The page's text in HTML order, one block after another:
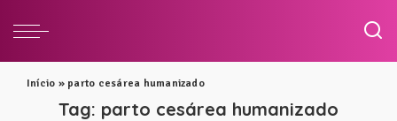
Início » parto cesárea humanizado
Tag: parto cesárea humanizado